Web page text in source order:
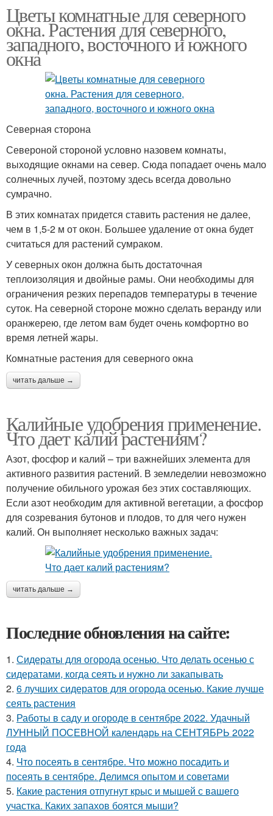
Цветы комнатные для северного
окна. Растения для северного,
западного, восточного и южного
окна
Северная сторона
Североной стороной условно назовем комнаты,
выходящие окнами на север. Сюда попадает очень мало
солнечных лучей, поэтому здесь всегда довольно
сумрачно.
В этих комнатах придется ставить растения не далее,
чем в 1,5-2 м от окон. Большее удаление от окна будет
считаться для растений сумраком.
У северных окон должна быть достаточная
теплоизоляция и двойные рамы. Они необходимы для
ограничения резких перепадов температуры в течение
суток. На северной стороне можно сделать веранду или
оранжерею, где летом вам будет очень комфортно во
время летней жары.
Комнатные растения для северного окна
читать дальше →
Калийные удобрения применение.
Что дает калий растениям?
Азот, фосфор и калий – три важнейших элемента для
активного развития растений. В земледелии невозможно
получение обильного урожая без этих составляющих.
Если азот необходим для активной вегетации, а фосфор
для созревания бутонов и плодов, то для чего нужен
калий. Он выполняет несколько важных задач:
читать дальше →
Последние обновления на сайте:
1. Сидераты для огорода осенью. Что делать осенью с
сидератами, когда сеять и нужно ли закапывать
2. 6 лучших сидератов для огорода осенью. Какие лучше
сеять растения
3. Работы в саду и огороде в сентябре 2022. Удачный
ЛУННЫЙ ПОСЕВНОЙ календарь на СЕНТЯБРЬ 2022
года
4. Что посеять в сентябре. Что можно посадить и
посеять в сентябре. Делимся опытом и советами
5. Какие растения отпугнут крыс и мышей с вашего
участка. Каких запахов боятся мыши?